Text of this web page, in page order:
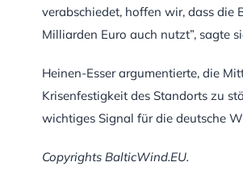
verabschiedet, hoffen wir, dass die
Milliarden Euro auch nutzt”, sagte
Heinen-Esser argumentierte, die
Krisenfestigkeit des Standorts zu
wichtiges Signal für die deutsche
Copyrights BalticWind.EU.